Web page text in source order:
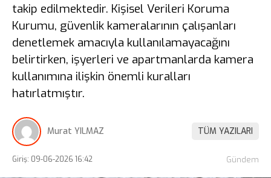
takip edilmektedir. Kişisel Verileri Koruma
Kurumu, güvenlik kameralarının çalışanları
denetlemek amacıyla kullanılamayacağını
belirtirken, işyerleri ve apartmanlarda kamera
kullanımına ilişkin önemli kuralları
hatırlatmıştır.
Murat YILMAZ TÜM YAZILARI
Giriş: 09-06-2026 16:42 Gündem